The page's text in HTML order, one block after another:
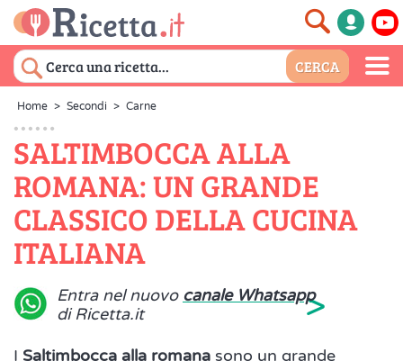
Home > Secondi > Carne
SALTIMBOCCA ALLA
ROMANA: UN GRANDE
CLASSICO DELLA CUCINA
ITALIANA
Entra nel nuovo canale Whatsapp
di Ricetta.it
>
I Saltimbocca alla romana sono un grande